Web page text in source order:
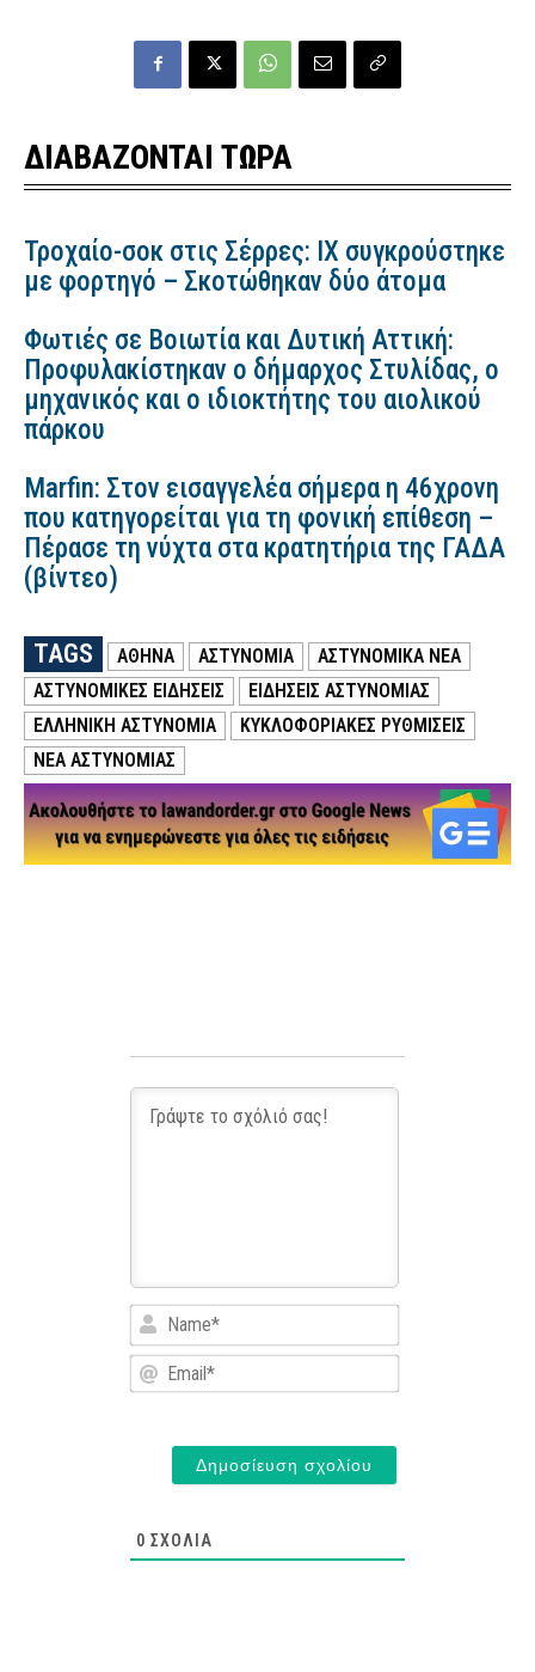
ΔΙΑΒΑΖΟΝΤΑΙ ΤΩΡΑ
Τροχαίο-σοκ στις Σέρρες: ΙΧ συγκρούστηκε
με φορτηγό – Σκοτώθηκαν δύο άτομα
Φωτιές σε Βοιωτία και Δυτική Αττική:
Προφυλακίστηκαν ο δήμαρχος Στυλίδας, ο
μηχανικός και ο ιδιοκτήτης του αιολικού
πάρκου
Marfin: Στον εισαγγελέα σήμερα η 46χρονη
που κατηγορείται για τη φονική επίθεση –
Πέρασε τη νύχτα στα κρατητήρια της ΓΑΔΑ
(βίντεο)
TAGS ΑΘΗΝΑ ΑΣΤΥΝΟΜΙΑ
ΑΣΤΥΝΟΜΙΚΑ ΝΕΑ
ΑΣΤΥΝΟΜΙΚΕΣ ΕΙΔΗΣΕΙΣ
ΕΙΔΗΣΕΙΣ ΑΣΤΥΝΟΜΙΑΣ
ΕΛΛΗΝΙΚΗ ΑΣΤΥΝΟΜΙΑ
ΚΥΚΛΟΦΟΡΙΑΚΕΣ ΡΥΘΜΙΣΕΙΣ
ΝΕΑ ΑΣΤΥΝΟΜΙΑΣ
Name*
Email*
0 ΣΧΌΛΙΑ